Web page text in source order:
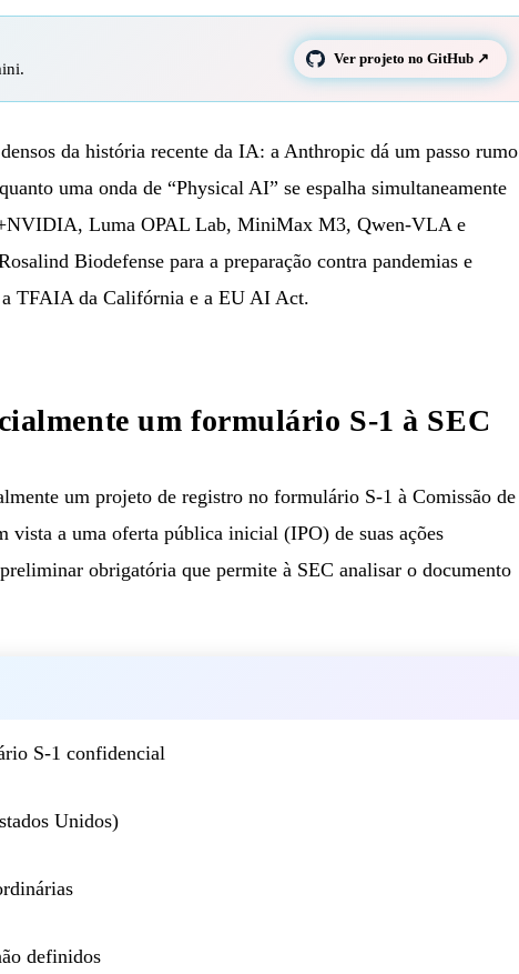
Ver projeto no GitHub ↗
da história recente da IA: a Anthropic dá um passo rumo
uma onda de “Physical AI” se espalha simultaneamente
Luma OPAL Lab, MiniMax M3, Qwen-VLA e
Biodefense para a preparação contra pandemias e
a TFAIA da Califórnia e a EU AI Act.
um formulário S-1 à SEC
um projeto de registro no formulário S-1 à Comissão de
a uma oferta pública inicial (IPO) de suas ações
obrigatória que permite à SEC analisar o documento
S-1 confidencial
Unidos)
definidos